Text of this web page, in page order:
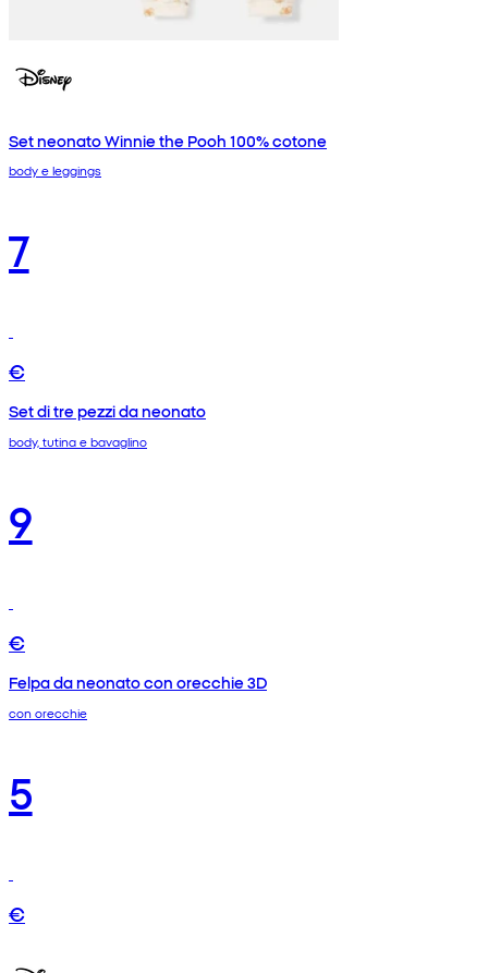
Set neonato Winnie the Pooh 100% cotone
body e leggings
7
€
Set di tre pezzi da neonato
body, tutina e bavaglino
9
€
Felpa da neonato con orecchie 3D
con orecchie
5
€